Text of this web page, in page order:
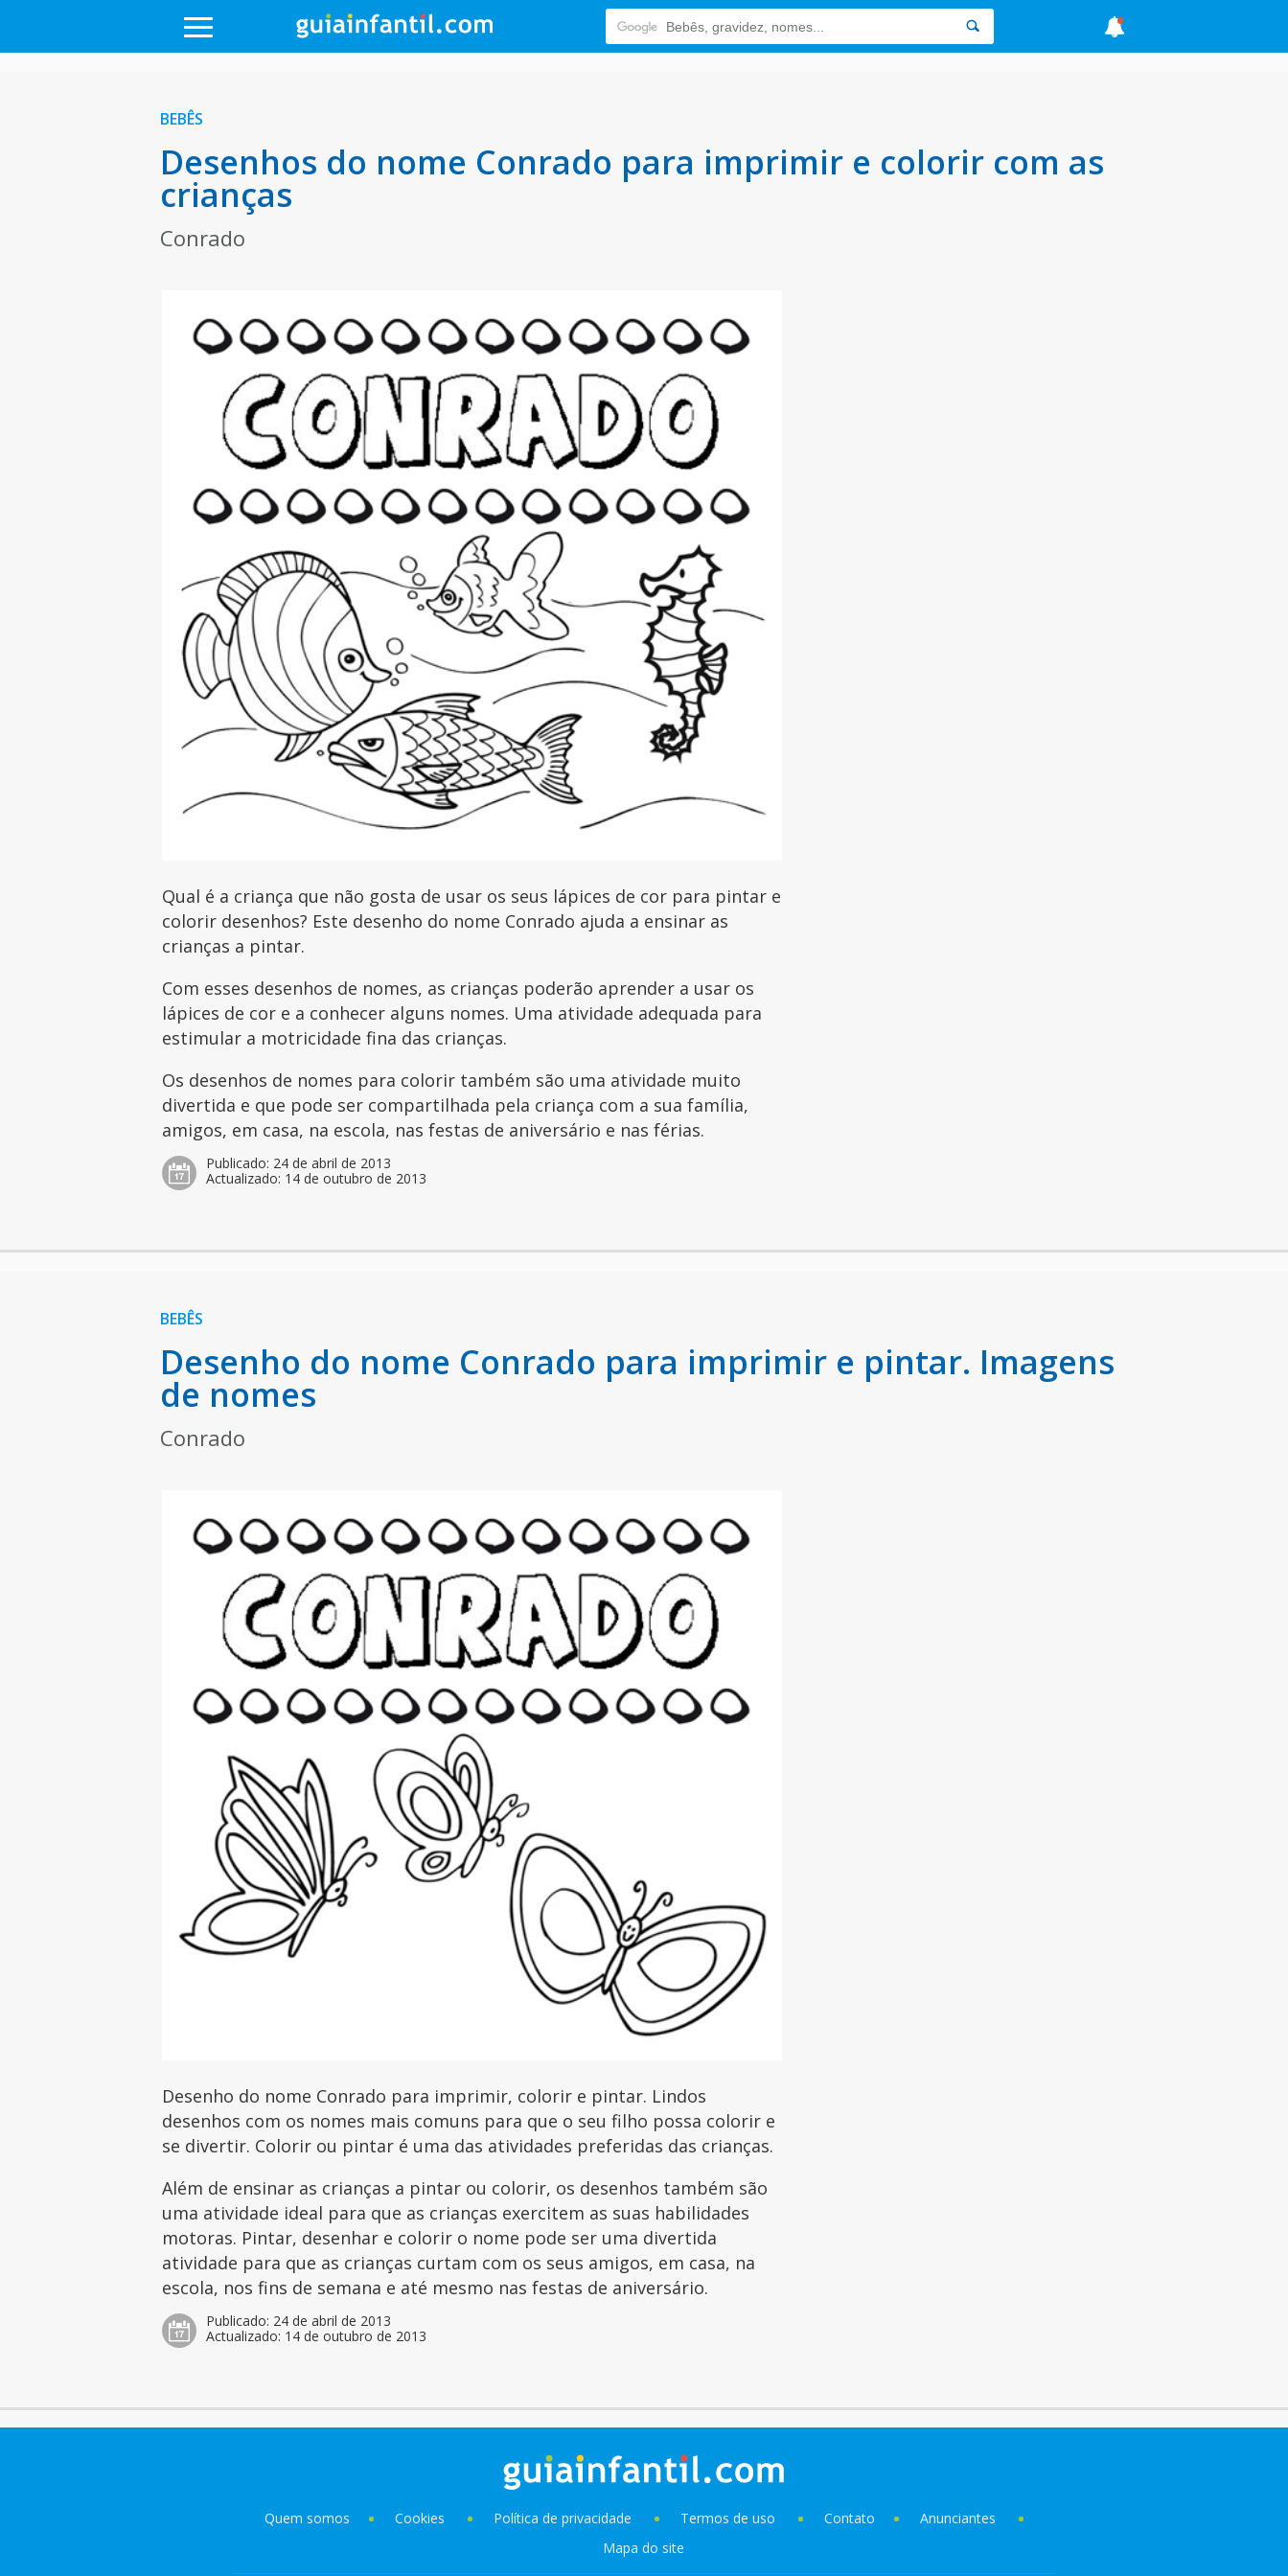
BEBÊS
Desenhos do nome Conrado para imprimir e colorir com as
crianças
Conrado
Qual é a criança que não gosta de usar os seus lápices de cor para pintar e
colorir desenhos? Este desenho do nome Conrado ajuda a ensinar as
crianças a pintar.
Com esses desenhos de nomes, as crianças poderão aprender a usar os
lápices de cor e a conhecer alguns nomes. Uma atividade adequada para
estimular a motricidade fina das crianças.
Os desenhos de nomes para colorir também são uma atividade muito
divertida e que pode ser compartilhada pela criança com a sua família,
amigos, em casa, na escola, nas festas de aniversário e nas férias.
Publicado: 24 de abril de 2013
Actualizado: 14 de outubro de 2013
BEBÊS
Desenho do nome Conrado para imprimir e pintar. Imagens
de nomes
Conrado
Desenho do nome Conrado para imprimir, colorir e pintar. Lindos
desenhos com os nomes mais comuns para que o seu filho possa colorir e
se divertir. Colorir ou pintar é uma das atividades preferidas das crianças.
Além de ensinar as crianças a pintar ou colorir, os desenhos também são
uma atividade ideal para que as crianças exercitem as suas habilidades
motoras. Pintar, desenhar e colorir o nome pode ser uma divertida
atividade para que as crianças curtam com os seus amigos, em casa, na
escola, nos fins de semana e até mesmo nas festas de aniversário.
Publicado: 24 de abril de 2013
Actualizado: 14 de outubro de 2013
Quem somos Cookies Política de privacidade Termos de uso Contato
Anunciantes
Mapa do site